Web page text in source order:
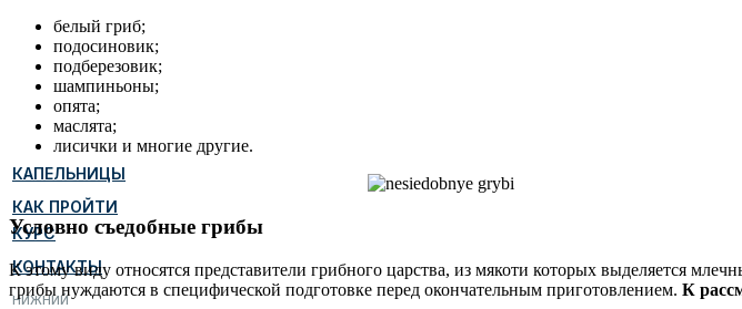
КАПЕЛЬНИЦЫ
КАК ПРОЙТИ
КУРС
КОНТАКТЫ
НИЖНИЙ
белый гриб;
подосиновик;
подберезовик;
шампиньоны;
опята;
маслята;
лисички и многие другие.
Условно съедобные грибы
К этому виду относятся представители грибного царства, из мякоти которых выделяется
грибы нуждаются в специфической подготовке перед окончательным приготовлением. К